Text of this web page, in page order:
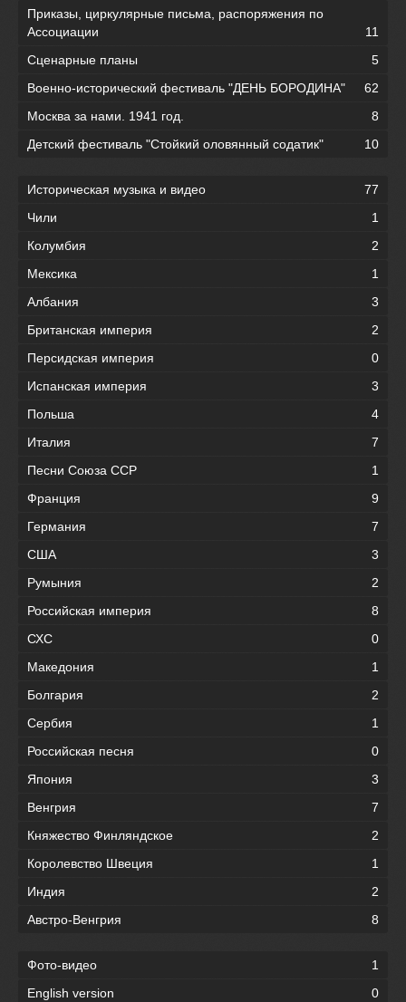
Приказы, циркулярные письма, распоряжения по
Ассоциации
11
Сценарные планы
5
Военно-исторический фестиваль "ДЕНЬ БОРОДИНА"
62
Москва за нами. 1941 год.
8
Детский фестиваль "Стойкий оловянный содатик"
10
Историческая музыка и видео
77
Чили
1
Колумбия
2
Мексика
1
Албания
3
Британская империя
2
Персидская империя
0
Испанская империя
3
Польша
4
Италия
7
Песни Союза ССР
1
Франция
9
Германия
7
США
3
Румыния
2
Российская империя
8
СХС
0
Македония
1
Болгария
2
Сербия
1
Российская песня
0
Япония
3
Венгрия
7
Княжество Финляндское
2
Королевство Швеция
1
Индия
2
Австро-Венгрия
8
Фото-видео
1
English version
0